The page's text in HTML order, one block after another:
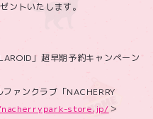
ントいたします。
」超早期予約キャンペーン
ァンクラブ「NACHERRY
store.jp/ ＞